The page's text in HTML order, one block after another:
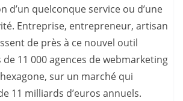
d’un quelconque service ou d’une
Entreprise, entrepreneur, artisan
de près à ce nouvel outil
11 000 agences de webmarketing
sur un marché qui
11 milliards d’euros annuels.